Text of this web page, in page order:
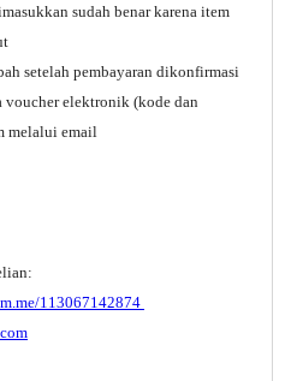
sudah benar karena item
setelah pembayaran dikonfirmasi
voucher elektronik (kode dan
melalui email
m.me/113067142874